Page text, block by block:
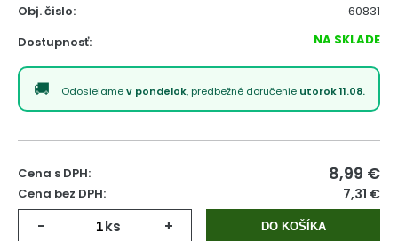
Obj. čislo:
60831
Dostupnosť:
NA SKLADE
Odosielamev pondelok, predbežné doručenie utorok 11.08.
Cena s DPH: 8,99 €
Cena bez DPH: 7,31 €
- ks + DO KOŠÍKA